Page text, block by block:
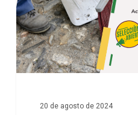
formarán
a
la
vez
trabajan20 de agosto de 2024